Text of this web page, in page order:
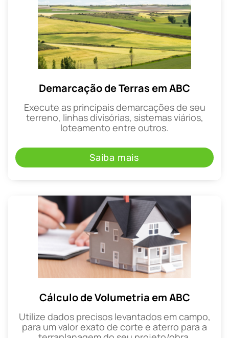
Demarcação de Terras em ABC
Execute as principais demarcações de seu
terreno, linhas divisórias, sistemas viários,
loteamento entre outros.
Saiba mais
Cálculo de Volumetria em ABC
Utilize dados precisos levantados em campo,
para um valor exato de corte e aterro para a